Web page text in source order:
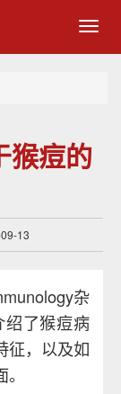
猴痘的
13
杂
了猴痘病
征，以及如